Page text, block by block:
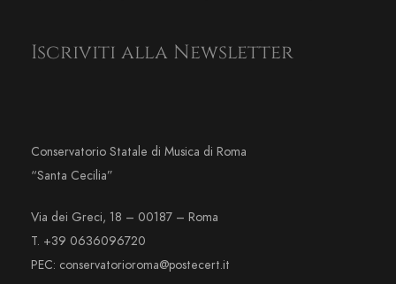
Iscriviti alla Newsletter
Conservatorio Statale di Musica di Roma
“Santa Cecilia”
Via dei Greci, 18 – 00187 – Roma
T. +39 0636096720
PEC: conservatorioroma@postecert.it